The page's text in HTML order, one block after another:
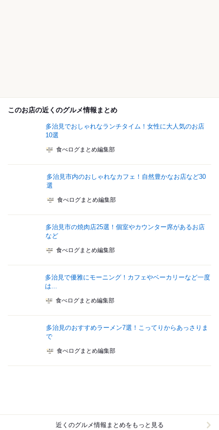
このお店の近くのグルメ情報まとめ
多治見でおしゃれなランチタイム！女性に大人気のお店
10選
食べログまとめ編集部
多治見市内のおしゃれなカフェ！自然豊かなお店など30
選
食べログまとめ編集部
多治見市の焼肉店25選！個室やカウンター席があるお店
など
食べログまとめ編集部
多治見で優雅にモーニング！カフェやベーカリーなど一度
は...
食べログまとめ編集部
多治見のおすすめラーメン7選！こってりからあっさりま
で
食べログまとめ編集部
近くのグルメ情報まとめをもっと見る